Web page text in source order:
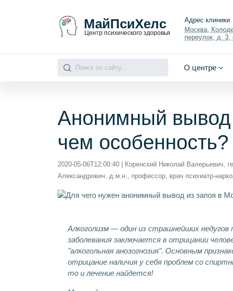
МайПсиХелс
Центр психического здоровья
Адрес клиники
Москва,
переулок, д. 3,
О центре
Анонимный вывод
чем особенность?
2020-05-06T12:00:40 | Коренский Николай Валерьевич,
Александрович, д.м.н., профессор, врач психиатр-
Алкоголизм — один из страшнейших недугов
заболевания заключается в отрицании
"алкогольная анозогнозия". Основным
отрицание наличия у себя проблем со
то и лечение найдется!